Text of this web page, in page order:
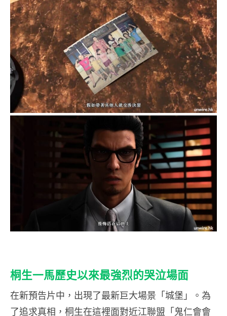
桐生一馬歷史以來最強烈的哭泣場面
在新預告片中，出現了最新巨大場景「城堡」。為
了追求真相，桐生在這裡面對近江聯盟「鬼仁會會